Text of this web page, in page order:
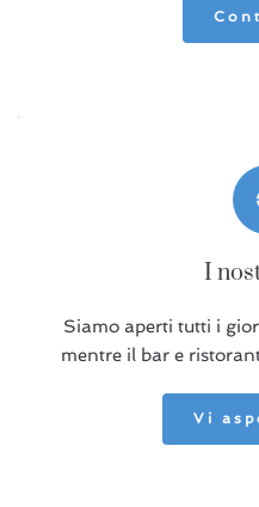
I
Siamo aperti tutti i
mentre il bar e
Vi